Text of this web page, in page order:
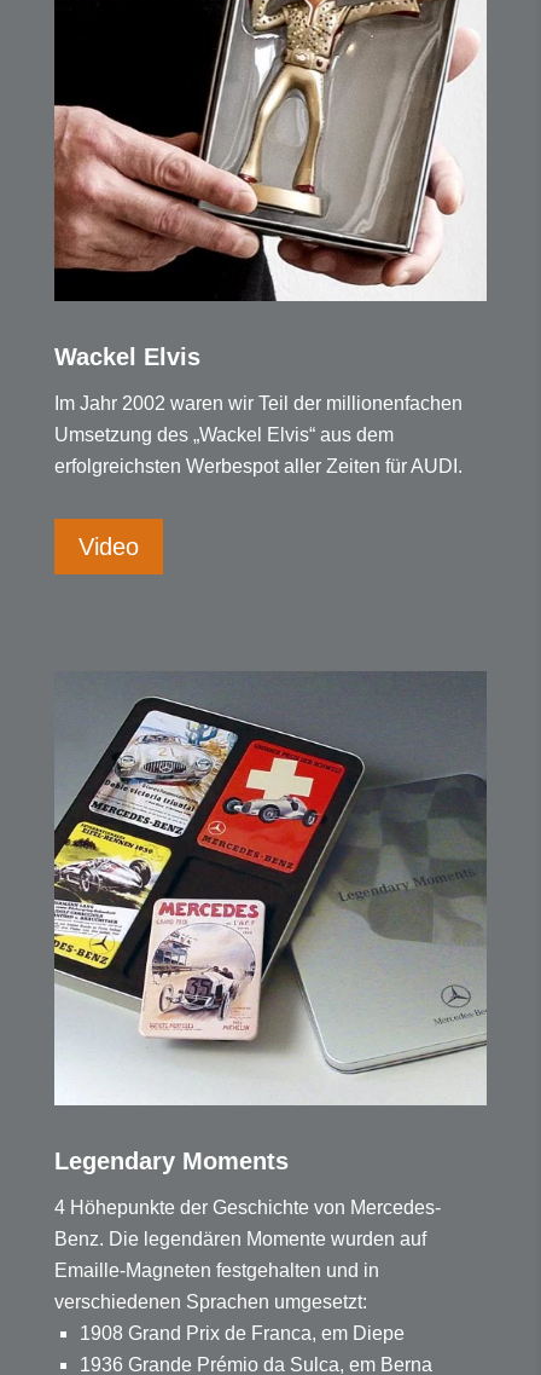
Wackel Elvis
Im Jahr 2002 waren wir Teil der millionenfachen
Umsetzung des „Wackel Elvis“ aus dem
erfolgreichsten Werbespot aller Zeiten für AUDI.
Video
Legendary Moments
4 Höhepunkte der Geschichte von Mercedes-
Benz. Die legendären Momente wurden auf
Emaille-Magneten festgehalten und in
verschiedenen Sprachen umgesetzt:
1908 Grand Prix de Franca, em Diepe
1936 Grande Prémio da Sulca, em Berna